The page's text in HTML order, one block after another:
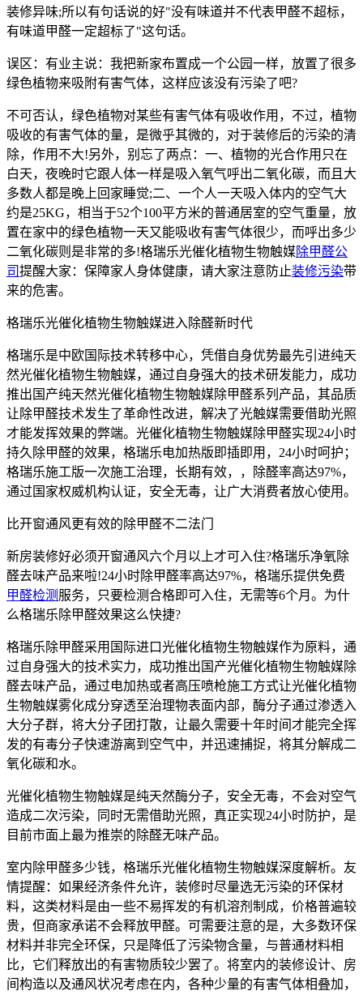
装修异味;所以有句话说的好"没有味道并不代表甲醛不超标，
有味道甲醛一定超标了"这句话。
误区：有业主说：我把新家布置成一个公园一样，放置了很多
绿色植物来吸附有害气体，这样应该没有污染了吧?
不可否认，绿色植物对某些有害气体有吸收作用，不过，植物
吸收的有害气体的量，是微乎其微的，对于装修后的污染的清
除，作用不大!另外，别忘了两点：一、植物的光合作用只在
白天，夜晚时它跟人体一样是吸入氧气呼出二氧化碳，而且大
多数人都是晚上回家睡觉;二、一个人一天吸入体内的空气大
约是25KG，相当于52个100平方米的普通居室的空气重量，放
置在家中的绿色植物一天又能吸收有害气体很少，而呼出多少
二氧化碳则是非常的多!格瑞乐光催化植物生物触媒除甲醛公
司提醒大家：保障家人身体健康，请大家注意防止装修污染带
来的危害。
格瑞乐光催化植物生物触媒进入除醛新时代
格瑞乐是中欧国际技术转移中心，凭借自身优势最先引进纯天
然光催化植物生物触媒，通过自身强大的技术研发能力，成功
推出国产纯天然光催化植物生物触媒除甲醛系列产品，其品质
让除甲醛技术发生了革命性改进，解决了光触媒需要借助光照
才能发挥效果的弊端。光催化植物生物触媒除甲醛实现24小时
持久除甲醛的效果，格瑞乐电加热版即插即用，24小时呵护；
格瑞乐施工版一次施工治理，长期有效，，除醛率高达97%，
通过国家权威机构认证，安全无毒，让广大消费者放心使用。
比开窗通风更有效的除甲醛不二法门
新房装修好必须开窗通风六个月以上才可入住?格瑞乐净氧除
醛去味产品来啦!24小时除甲醛率高达97%，格瑞乐提供免费
甲醛检测 服务，只要检测合格即可入住，无需等6个月。为什
么格瑞乐除甲醛效果这么快捷?
格瑞乐除甲醛采用国际进口光催化植物生物触媒作为原料，通
过自身强大的技术实力，成功推出国产光催化植物生物触媒除
醛去味产品，通过电加热或者高压喷枪施工方式让光催化植物
生物触媒雾化成分穿透至治理物表面内部，酶分子通过渗透入
大分子群，将大分子团打散，让最久需要十年时间才能完全挥
发的有毒分子快速游离到空气中，并迅速捕捉，将其分解成二
氧化碳和水。
光催化植物生物触媒是纯天然酶分子，安全无毒，不会对空气
造成二次污染，同时无需借助光照，真正实现24小时防护，是
目前市面上最为推崇的除醛无味产品。
室内除甲醛多少钱，格瑞乐光催化植物生物触媒深度解析。友
情提醒：如果经济条件允许，装修时尽量选无污染的环保材
料，这类材料是由一些不易挥发的有机溶剂制成，价格普遍较
贵，但商家承诺不会释放甲醛。可需要注意的是，大多数环保
材料并非完全环保，只是降低了污染物含量，与普通材料相
比，它们释放出的有害物质较少罢了。将室内的装修设计、房
间构造以及通风状况考虑在内，各种少量的有害气体相叠加，